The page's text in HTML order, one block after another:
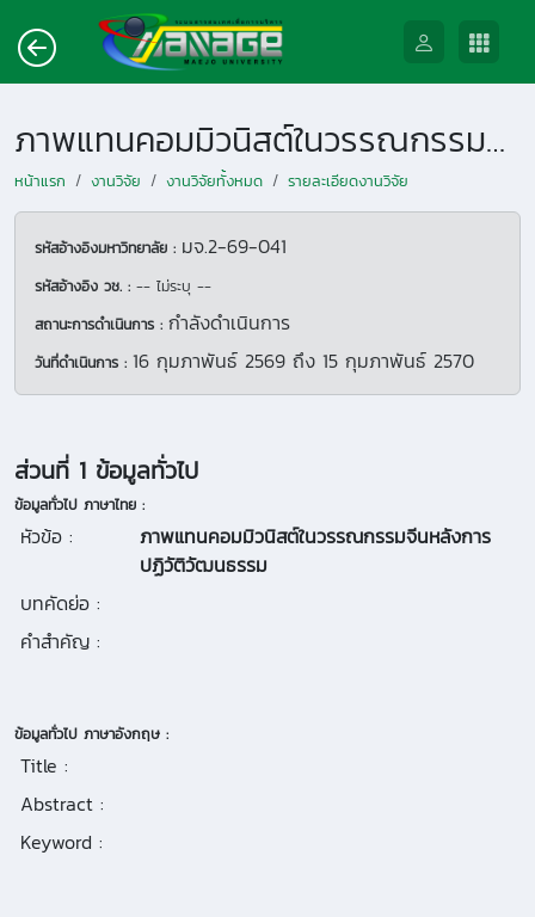
ภาพแทนคอมมิวนิสต์ในวรรณกรรมจีนหลังการปฏิวัติวัฒนธรรม
หน้าแรก งานวิจัย งานวิจัยทั้งหมด รายละเอียดงานวิจัย
รหัสอ้างอิงมหาวิทยาลัย : มจ.2-69-041
รหัสอ้างอิง วช. : -- ไม่ระบุ --
สถานะการดำเนินการ : กำลังดำเนินการ
วันที่ดำเนินการ : 16 กุมภาพันธ์ 2569 ถึง 15 กุมภาพันธ์ 2570
ส่วนที่ 1 ข้อมูลทั่วไป
ข้อมูลทั่วไป ภาษาไทย :
หัวข้อ :
ภาพแทนคอมมิวนิสต์ในวรรณกรรมจีนหลังการ
ปฏิวัติวัฒนธรรม
บทคัดย่อ :
คำสำคัญ :
ข้อมูลทั่วไป ภาษาอังกฤษ :
Title :
Abstract :
Keyword :